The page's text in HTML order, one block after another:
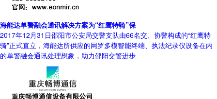
海能达单警融会通讯解决方案为“红鹰特骑”保
2017年12月31日邵阳市公安局交警支队由66名交、协警构成的“红鹰特
骑”正式直立，海能达所供应的网罗多模智能终端、执法纪录仪设备在内
的单警融会通讯处理想象，助力邵阳交警进步